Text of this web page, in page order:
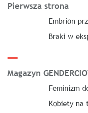
Pierwsza strona
Embrion
Braki w
Magazyn
Feminizm
Kobiety na